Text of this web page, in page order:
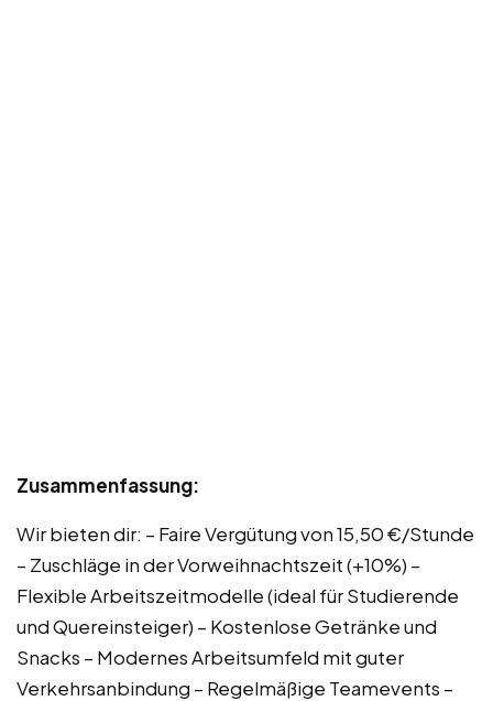
Zusammenfassung:
Wir bieten dir: – Faire Vergütung von 15,50 €/Stunde
– Zuschläge in der Vorweihnachtszeit (+10%) –
Flexible Arbeitszeitmodelle (ideal für Studierende
und Quereinsteiger) – Kostenlose Getränke und
Snacks – Modernes Arbeitsumfeld mit guter
Verkehrsanbindung – Regelmäßige Teamevents –